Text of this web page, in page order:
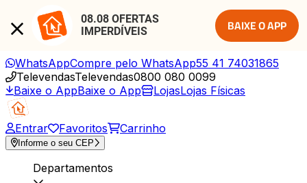
08.08 OFERTAS
IMPERDÍVEIS
BAIXE O APP
WhatsAppCompre pelo WhatsApp55 41 74031865
TelevendasTelevendas0800 080 0099
Baixe o AppBaixe o App LojasLojas Físicas
Entrar Favoritos Carrinho
Informe o seu CEP
Departamentos